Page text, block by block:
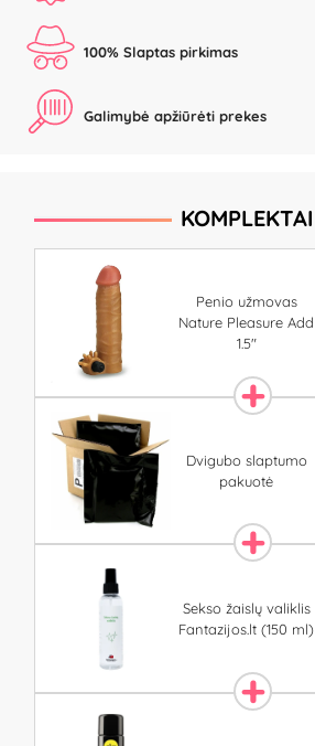
100% Slaptas pirkimas
Galimybė apžiūrėti prekes
KOMPLEKTAI
Penio užmovas
Nature Pleasure Add
1.5"
Dvigubo slaptumo
pakuotė
Sekso žaislų valiklis
Fantazijos.lt (150 ml)